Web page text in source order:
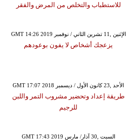
للاستطباب والتخلص من المرض والفقر
GMT 14:26 2019 الإثنين ,11 تشرين الثاني / نوفمبر
يزعجك أشخاص لا يفون بوعودهم
GMT 17:07 2018 الأحد ,23 كانون الأول / ديسمبر
طريقة إعداد وتحضير مشروب التمر واللبن
للرجيم
GMT 17:43 2019 السبت ,30 آذار/ مارس